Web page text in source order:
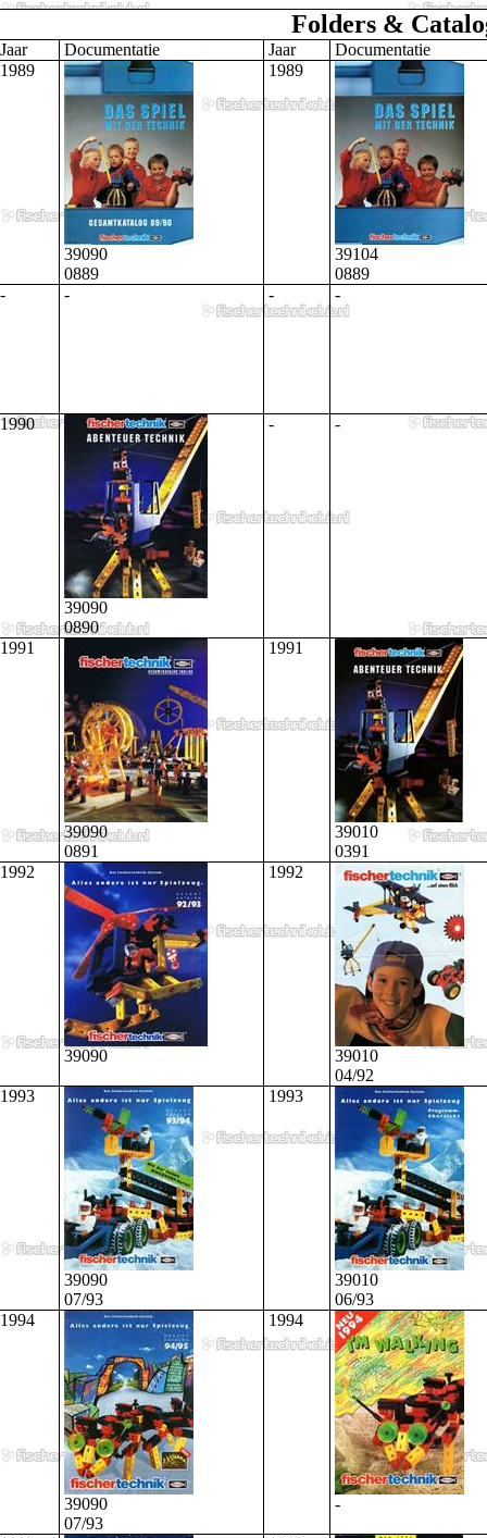
Folders &
Jaar Documentatie Jaar
Documentatie
1989
39090
0889
1989
39104
0889
-
- - -
1990
39090
0890
- -
1991
39090
0891
1991
39010
0391
1992
39090
1992
39010
04/92
1993
39090
07/93
1993
39010
06/93
1994
39090
07/93
1994
-